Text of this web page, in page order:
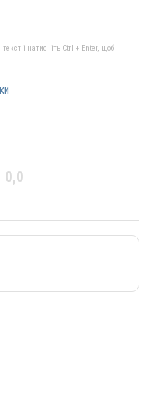
і натисніть Ctrl + Enter, щоб
0,0